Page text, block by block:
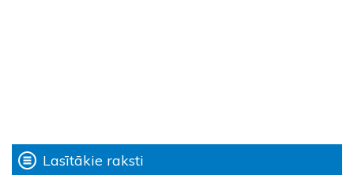
Lasītākie raksti